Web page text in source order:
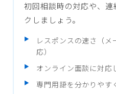
初回相談時の対応や、
クしましょう。
レスポンスの速さ（
応）
オンライン面談に対応
専門用語を分かりやす